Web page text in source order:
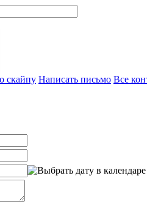
скайпу Написать письмо Все